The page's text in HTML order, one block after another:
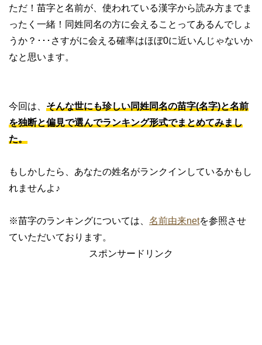
ただ！苗字と名前が、使われている漢字から読み方までま
ったく一緒！同姓同名の方に会えることってあるんでしょ
うか？･･･さすがに会える確率はほぼ0に近いんじゃないか
なと思います。
今回は、 そんな世にも珍しい同姓同名の苗字(名字)と名前
を独断と偏見で選んでランキング形式でまとめてみまし
た。
もしかしたら、あなたの姓名がランクインしているかもし
れませんよ♪
※苗字のランキングについては、 名前由来netを参照させ
ていただいております。
スポンサードリンク